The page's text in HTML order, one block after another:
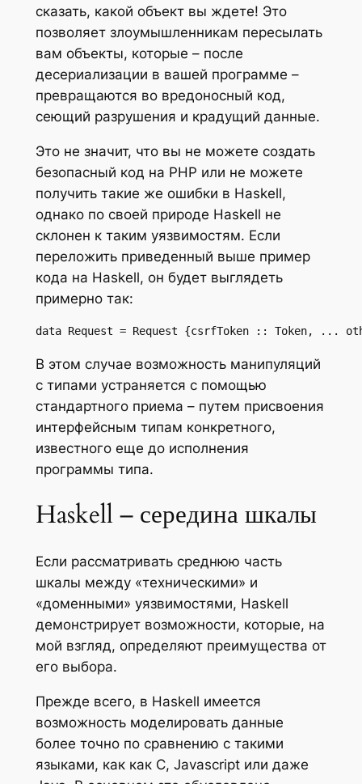
сказать, какой объект вы ждете! Это
позволяет злоумышленникам пересылать
вам объекты, которые – после
десериализации в вашей программе –
превращаются во вредоносный код,
сеющий разрушения и крадущий данные.
Это не значит, что вы не можете создать
безопасный код на PHP или не можете
получить такие же ошибки в Haskell,
однако по своей природе Haskell не
склонен к таким уязвимостям. Если
переложить приведенный выше пример
кода на Haskell, он будет выглядеть
примерно так:
data Request = Request {csrfToken :: Token, ...
В этом случае возможность манипуляций
с типами устраняется с помощью
стандартного приема – путем присвоения
интерфейсным типам конкретного,
известного еще до исполнения
программы типа.
Haskell – середина шкалы
Если рассматривать среднюю часть
шкалы между «техническими» и
«доменными» уязвимостями, Haskell
демонстрирует возможности, которые, на
мой взгляд, определяют преимущества от
его выбора.
Прежде всего, в Haskell имеется
возможность моделировать данные
более точно по сравнению с такими
языками, как как C, Javascript или даже